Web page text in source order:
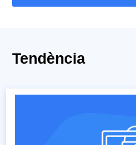
Tendència